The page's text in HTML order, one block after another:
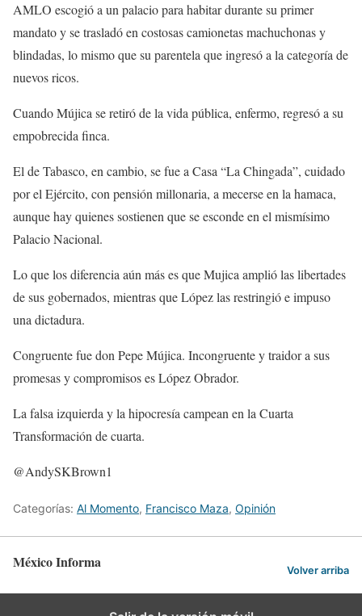
AMLO escogió a un palacio para habitar durante su primer
mandato y se trasladó en costosas camionetas machuchonas y
blindadas, lo mismo que su parentela que ingresó a la categoría de
nuevos ricos.
Cuando Mújica se retiró de la vida pública, enfermo, regresó a su
empobrecida finca.
El de Tabasco, en cambio, se fue a Casa “La Chingada”, cuidado
por el Ejército, con pensión millonaria, a mecerse en la hamaca,
aunque hay quienes sostienen que se esconde en el mismísimo
Palacio Nacional.
Lo que los diferencia aún más es que Mujica amplió las libertades
de sus gobernados, mientras que López las restringió e impuso
una dictadura.
Congruente fue don Pepe Mújica. Incongruente y traidor a sus
promesas y compromisos es López Obrador.
La falsa izquierda y la hipocresía campean en la Cuarta
Transformación de cuarta.
@AndySKBrown1
Categorías: Al Momento, Francisco Maza, Opinión
México Informa Volver arriba